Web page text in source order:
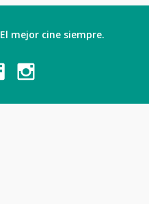
mejor cine siempre.